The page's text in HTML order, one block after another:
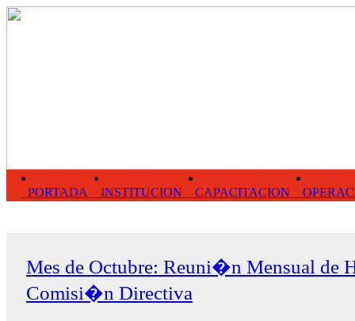
PORTADA INSTITUCION CAPACITACION
Mes de Octubre: Reuni�n Mensual de
Comisi�n Directiva